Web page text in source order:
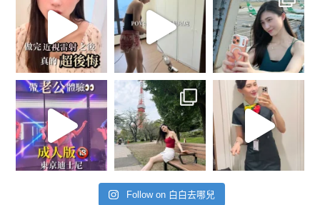
Follow on 白白去哪兒